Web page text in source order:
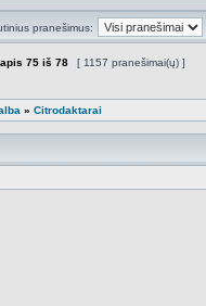
pranešimus:
75 iš 78 [ 1157 pranešimai(ų) ]
» Citrodaktarai